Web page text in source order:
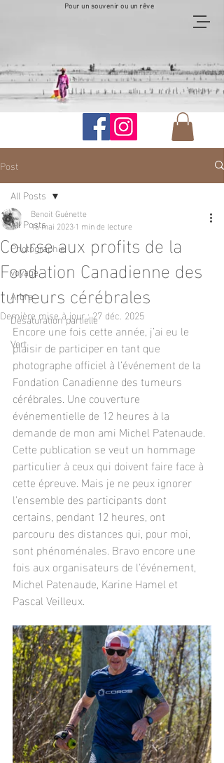
Pour un souvenir ou un rêve
Post
All Posts
Photographie
voyage
Arbre
Désaturation partielle
Vert
All Posts
Course aux profits de la
Fondation Canadienne des
tumeurs cérébrales
Benoit Guénette
16 mai 20231 min de lecture
Dernière mise à jour :27 déc. 2025
Encore une fois cette année, j’ai eu le
plaisir de participer en tant que
photographe officiel à l’événement de la
Fondation Canadienne des tumeurs
cérébrales. Une couverture
événementielle de 12 heures à la
demande de mon ami Michel Patenaude.
Cette publication se veut un hommage
particulier à ceux qui doivent faire face à
cette épreuve. Mais je ne peux ignorer
l'ensemble des participants dont
certains, pendant 12 heures, ont
parcouru des distances qui, pour moi,
sont phénoménales. Bravo encore une
fois aux organisateurs de l'événement,
Michel Patenaude, Karine Hamel et
Pascal Veilleux.